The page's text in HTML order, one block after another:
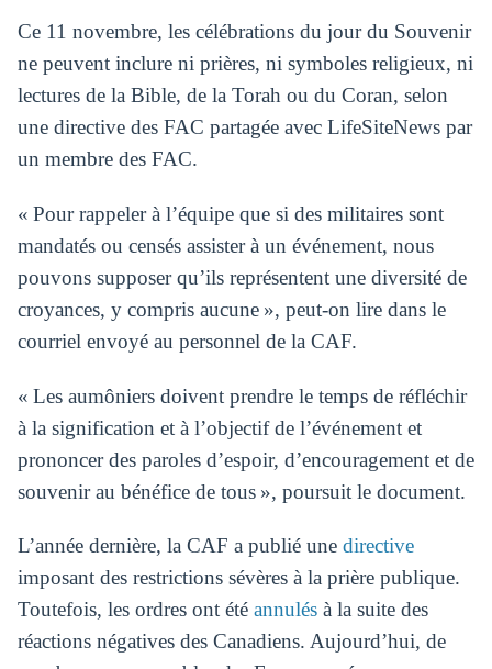
Ce 11 novembre, les célébrations du jour du Souvenir
ne peuvent inclure ni prières, ni symboles religieux, ni
lectures de la Bible, de la Torah ou du Coran, selon
une directive des FAC partagée avec LifeSiteNews par
un membre des FAC.
« Pour rappeler à l’équipe que si des militaires sont
mandatés ou censés assister à un événement, nous
pouvons supposer qu’ils représentent une diversité de
croyances, y compris aucune », peut-on lire dans le
courriel envoyé au personnel de la CAF.
« Les aumôniers doivent prendre le temps de réfléchir
à la signification et à l’objectif de l’événement et
prononcer des paroles d’espoir, d’encouragement et de
souvenir au bénéfice de tous », poursuit le document.
L’année dernière, la CAF a publié une directive
imposant des restrictions sévères à la prière publique.
Toutefois, les ordres ont été annulésà la suite des
réactions négatives des Canadiens. Aujourd’hui, de